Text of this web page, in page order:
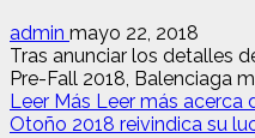
admin mayo 22, 2018
Tras anunciar los detalles
Pre-Fall 2018, Balenciaga
Leer Más Leer más acerca
Otoño 2018 reivindica su